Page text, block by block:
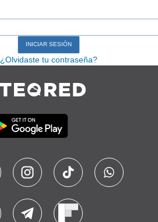
¿Olvidaste tu contraseña?